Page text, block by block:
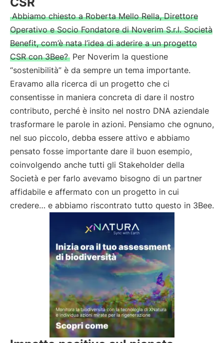
Abbiamo chiesto a Roberta Mello Rella, Direttore
Operativo e Socio Fondatore di Noverim S.r.l. Società
Benefit, com’è nata l’idea di aderire a un progetto
CSR con 3Bee? Per Noverim la questione
“sostenibilità” è da sempre un tema importante.
Eravamo alla ricerca di un progetto che ci
consentisse in maniera concreta di dare il nostro
contributo, perché è insito nel nostro DNA aziendale
trasformare le parole in azioni. Pensiamo che ognuno,
nel suo piccolo, debba essere attivo e abbiamo
pensato fosse importante dare il buon esempio,
coinvolgendo anche tutti gli Stakeholder della
Società e per farlo avevamo bisogno di un partner
affidabile e affermato con un progetto in cui
credere… e abbiamo riscontrato tutto questo in 3Bee.